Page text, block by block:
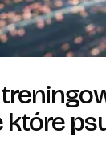
które